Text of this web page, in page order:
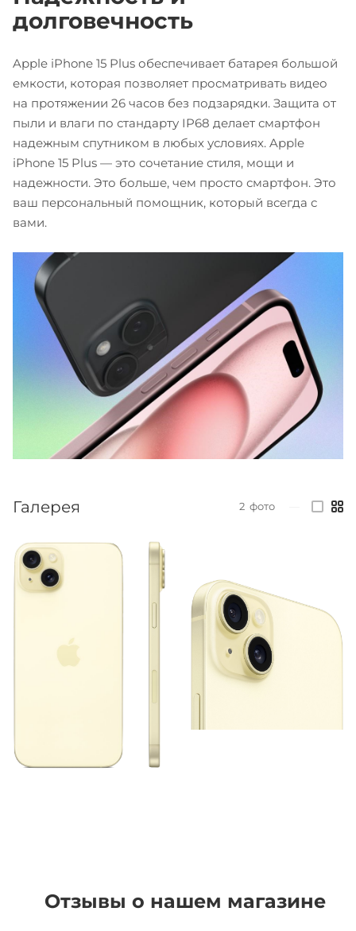
долговечность
Apple iPhone 15 Plus обеспечивает батарея большой
емкости, которая позволяет просматривать видео
на протяжении 26 часов без подзарядки. Защита от
пыли и влаги по стандарту IP68 делает смартфон
надежным спутником в любых условиях. Apple
iPhone 15 Plus — это сочетание стиля, мощи и
надежности. Это больше, чем просто смартфон. Это
ваш персональный помощник, который всегда с
вами.
Галерея 2 фото
Отзывы о нашем магазине